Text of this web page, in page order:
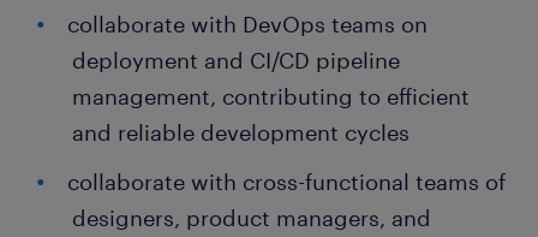
collaborate with DevOps teams on
deployment and CI/CD pipeline
management, contributing to efficient
and reliable development cycles
collaborate with cross-functional teams of
designers, product managers, and